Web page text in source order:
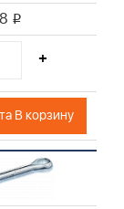
i
+
В корзину